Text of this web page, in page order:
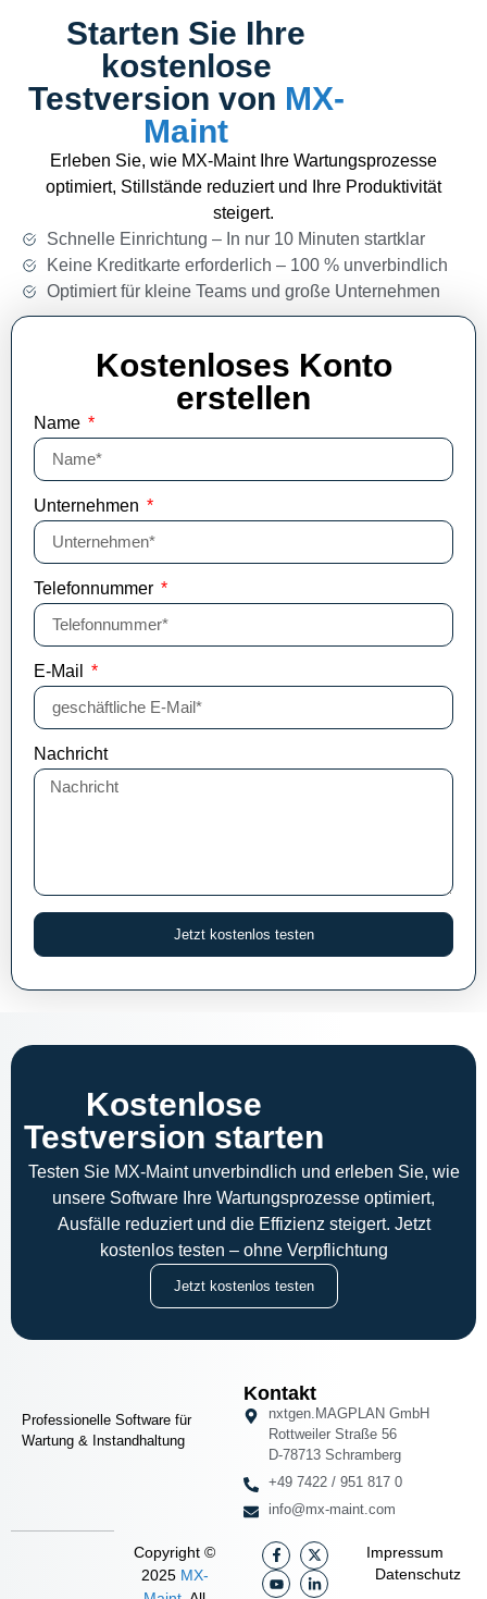
Starten Sie Ihre
kostenlose
Testversion von MX-
Maint
Erleben Sie, wie MX-Maint Ihre Wartungsprozesse
optimiert, Stillstände reduziert und Ihre Produktivität
steigert.
Schnelle Einrichtung – In nur 10 Minuten startklar
Keine Kreditkarte erforderlich – 100 % unverbindlich
Optimiert für kleine Teams und große Unternehmen
Kostenloses Konto
erstellen
Name
Unternehmen
Telefonnummer
E-Mail
Nachricht
Jetzt kostenlos testen
Kostenlose
Testversion starten
Testen Sie MX-Maint unverbindlich und erleben Sie, wie
unsere Software Ihre Wartungsprozesse optimiert,
Ausfälle reduziert und die Effizienz steigert. Jetzt
kostenlos testen – ohne Verpflichtung
Jetzt kostenlos testen
Professionelle Software für
Wartung & Instandhaltung
Kontakt
nxtgen.MAGPLANGmbH
Rottweiler Straße 56
D-78713 Schramberg
+49 7422 / 951 817 0
info@mx-maint.com
Copyright ©
2025 MX-
Impressum
Datenschutz